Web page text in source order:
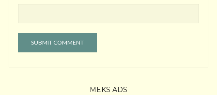
MEKS ADS